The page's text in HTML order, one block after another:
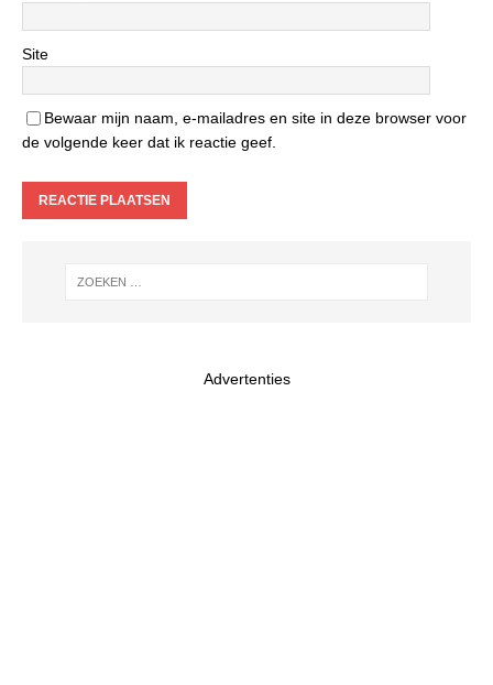
Site
Bewaar mijn naam, e-mailadres en site in deze browser voor
de volgende keer dat ik reactie geef.
Advertenties